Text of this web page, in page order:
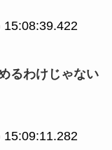
15:08:39.422
るわけじゃない
15:09:11.282